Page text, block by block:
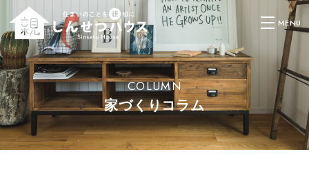
COLUMN
家づくりコラム